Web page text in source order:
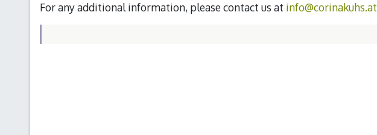
For any additional information, please contact us at info@corinakuhs.at